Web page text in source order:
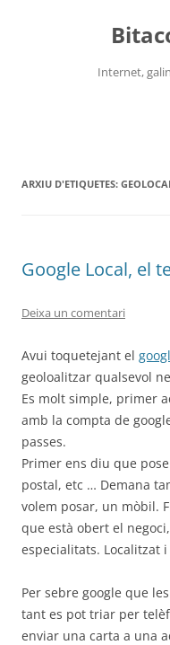
Internet,
ARXIU D'ETIQUETES:
Google Local, el
Deixa un comentari
Avui toquetejant el
geoloalitzar qualsevol
Es molt simple, primer
amb la compta de
passes.
Primer ens diu que
postal, etc … Demana
volem posar, un mòbil.
que està obert el
especialitats. Localitzat
Per sebre google que
tant es pot triar per
enviar una carta a una